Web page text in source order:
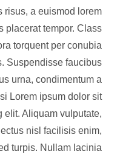
risus, a euismod lorem
placerat tempor. Class
torquent per conubia
Suspendisse faucibus
urna, condimentum a
Lorem ipsum dolor sit
elit. Aliquam vulputate,
nisl facilisis enim,
turpis. Nullam lacinia